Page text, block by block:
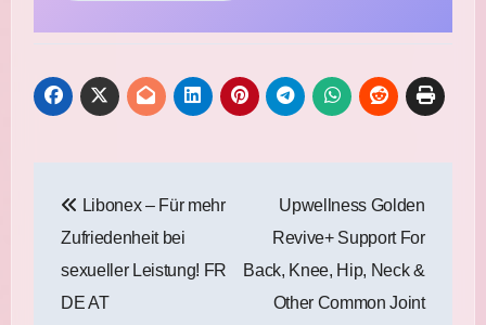
navigation
Libonex – Für mehr
Zufriedenheit bei
sexueller Leistung! FR
DE AT
Upwellness Golden
Revive+ Support For
Back, Knee, Hip, Neck &
Other Common Joint